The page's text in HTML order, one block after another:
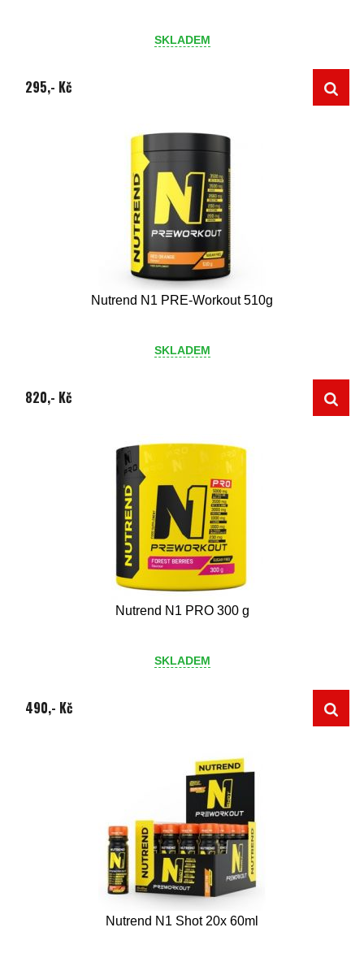
SKLADEM
295,- Kč
Nutrend N1 PRE-Workout 510g
SKLADEM
820,- Kč
Nutrend N1 PRO 300 g
SKLADEM
490,- Kč
Nutrend N1 Shot 20x 60ml